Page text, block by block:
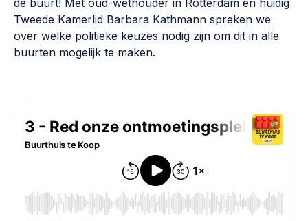
de buurt! Met oud-wethouder in Rotterdam en huidig
Tweede Kamerlid Barbara Kathmann spreken we
over welke politieke keuzes nodig zijn om dit in alle
buurten mogelijk te maken.